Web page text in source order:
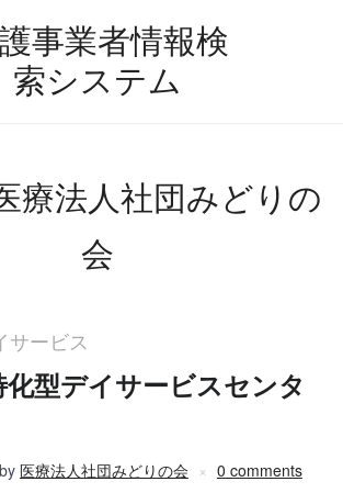
事業者情報検
索システム
療法人社団みどりの
会
サービス
化型デイサービスセンタ
by 医療法人社団みどりの会 0 comments